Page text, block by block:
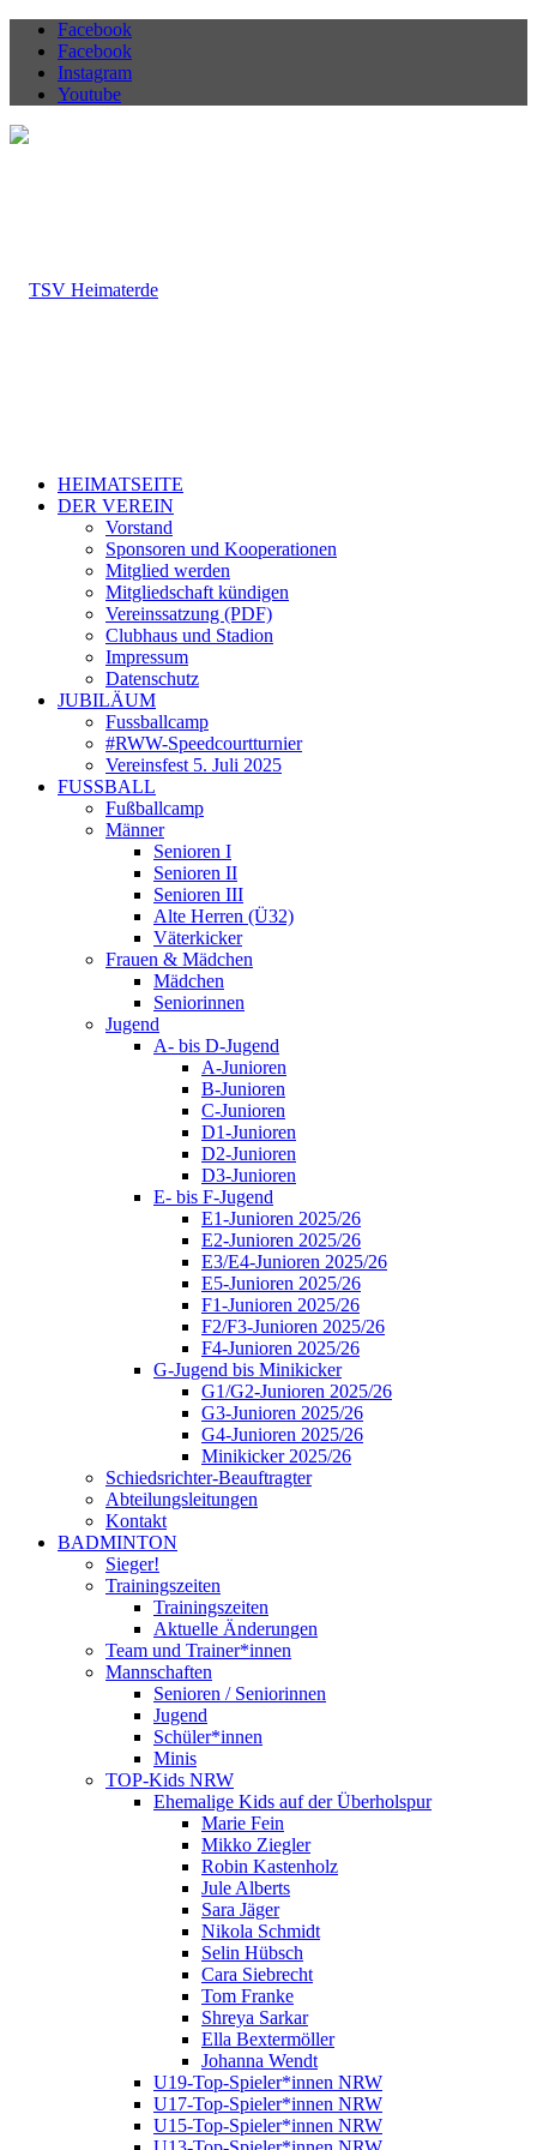
Facebook
Facebook
Instagram
Youtube
HEIMATSEITE
DER VEREIN
Vorstand
Sponsoren und Kooperationen
Mitglied werden
Mitgliedschaft kündigen
Vereinssatzung (PDF)
Clubhaus und Stadion
Impressum
Datenschutz
JUBILÄUM
Fussballcamp
#RWW-Speedcourtturnier
Vereinsfest 5. Juli 2025
FUSSBALL
Fußballcamp
Männer
Senioren I
Senioren II
Senioren III
Alte Herren (Ü32)
Väterkicker
Frauen & Mädchen
Mädchen
Seniorinnen
Jugend
A- bis D-Jugend
A-Junioren
B-Junioren
C-Junioren
D1-Junioren
D2-Junioren
D3-Junioren
E- bis F-Jugend
E1-Junioren 2025/26
E2-Junioren 2025/26
E3/E4-Junioren 2025/26
E5-Junioren 2025/26
F1-Junioren 2025/26
F2/F3-Junioren 2025/26
F4-Junioren 2025/26
G-Jugend bis Minikicker
G1/G2-Junioren 2025/26
G3-Junioren 2025/26
G4-Junioren 2025/26
Minikicker 2025/26
Schiedsrichter-Beauftragter
Abteilungsleitungen
Kontakt
BADMINTON
Sieger!
Trainingszeiten
Trainingszeiten
Aktuelle Änderungen
Team und Trainer*innen
Mannschaften
Senioren / Seniorinnen
Jugend
Schüler*innen
Minis
TOP-Kids NRW
Ehemalige Kids auf der Überholspur
Marie Fein
Mikko Ziegler
Robin Kastenholz
Jule Alberts
Sara Jäger
Nikola Schmidt
Selin Hübsch
Cara Siebrecht
Tom Franke
Shreya Sarkar
Ella Bextermöller
Johanna Wendt
U19-Top-Spieler*innen NRW
U17-Top-Spieler*innen NRW
U15-Top-Spieler*innen NRW